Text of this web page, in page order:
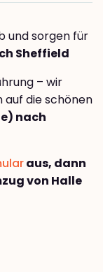
und sorgen für
Sheffield
– wir
auf die schönen
nach
aus, dann
von Halle